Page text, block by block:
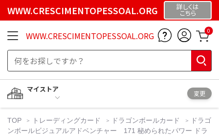
WWW.CRESCIMENTOPESSOAL.ORG 詳しくは
こちら
WWW.CRESCIMENTOPESSOAL.ORG 0
マイストア
変更
TOP トレーディングカード ドラゴンボールカード
ドラゴ
ンボールビジュアルアドベンチャー 171 秘められたパワー ドラ